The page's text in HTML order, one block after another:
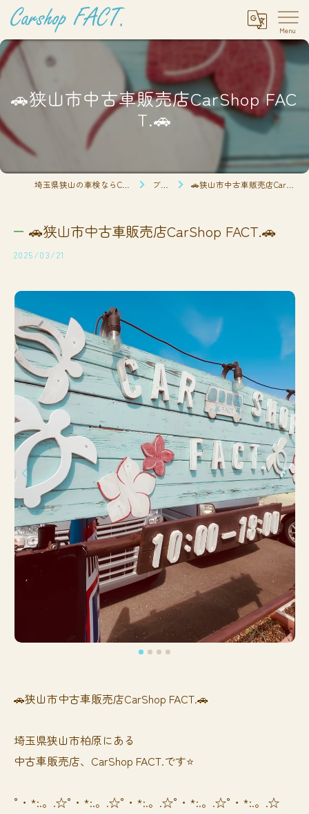
🚗狭山市中古車販売店CarShop FAC
T.🚗
ブログ 🚗狭山市中古車販売店CarShop FACT.🚗
🚗狭山市中古車販売店CarShop FACT.🚗
2025/03/21
🚗狭山市中古車販売店CarShop FACT.🚗
埼玉県狭山市柏原にある
中古車販売店、CarShop FACT.です⭐️
°・*:.。.☆°・*:.。.☆°・*:.。.☆°・*:.。.☆°・*:.。.☆